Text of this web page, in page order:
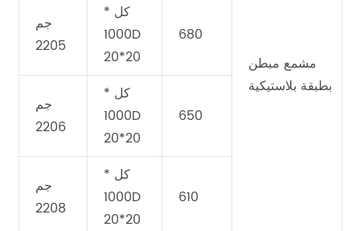
مشمع مبطن
بطبقة بلاستيكية
جم
2205
كل *
1000D
20*20
680
جم
2206
كل *
1000D
20*20
650
جم
2208
كل *
1000D
20*20
610